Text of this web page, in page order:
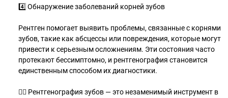
4️⃣ Обнаружение заболеваний корней зубов
Рентген помогает выявить проблемы, связанные с корнями
зубов, такие как абсцессы или повреждения, которые могут
привести к серьезным осложнениям. Эти состояния часто
протекают бессимптомно, и рентгенография становится
единственным способом их диагностики.
👉🏻 Рентгенография зубов — это незаменимый инструмент в